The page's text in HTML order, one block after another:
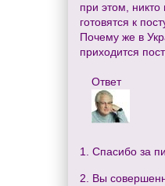
при этом, никто
готовятся к
Почему же в
приходится
Ответ
1. Спасибо за
2. Вы